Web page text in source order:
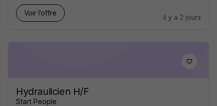
Voir l’offre
il y a 2 jours
Hydraulicien H/F
Start People